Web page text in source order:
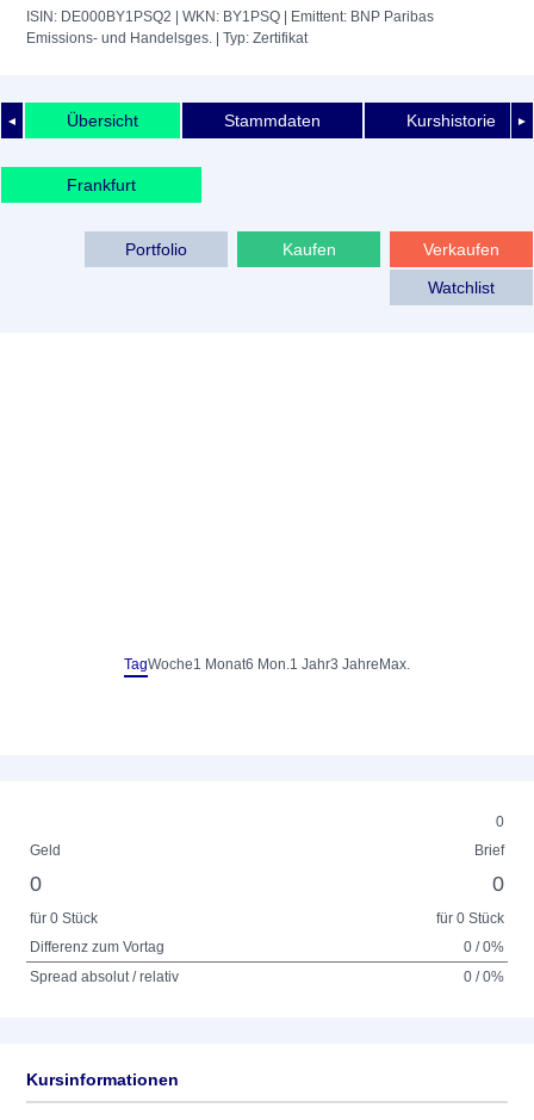
ISIN: DE000BY1PSQ2 | WKN: BY1PSQ | Emittent: BNP Paribas
Emissions- und Handelsges. | Typ: Zertifikat
◄ ►
Übersicht Stammdaten Kurshistorie
Frankfurt
Verkaufen
Kaufen
Portfolio
Watchlist
TagWoche1 Monat6 Mon.1 Jahr3 Jahre Max.
0
Geld
Brief
0 0
für 0 Stück
für 0 Stück
Differenz zum Vortag
0 / 0%
Spread absolut / relativ
0 / 0%
Kursinformationen